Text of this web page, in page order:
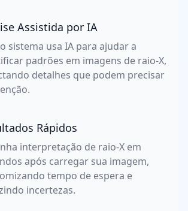
Assistida por IA
sistema usa IA para ajudar a
padrões em imagens de raio-X,
detalhes que podem precisar
Rápidos
interpretação de raio-X em
após carregar sua imagem,
tempo de espera e
incertezas.